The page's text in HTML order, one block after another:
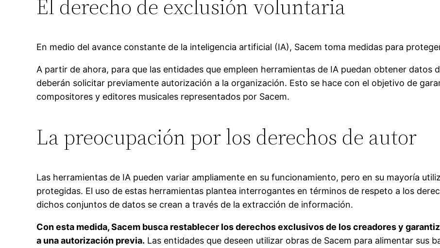
El derecho de exclusión voluntaria
En medio del avance constante de la inteligencia artificial (IA), Sacem toma medidas para
A partir de ahora, para que las entidades que empleen herramientas de IA puedan obtener datos
deberán solicitar previamente autorización a la organización. Esto se hace con el objetivo de
compositores y editores musicales representados por Sacem.
La preocupación por los derechos de autor
Las herramientas de IA pueden variar ampliamente en su funcionamiento, pero en su mayoría
protegidas. El uso de estas herramientas plantea interrogantes en términos de respeto a los
dichos conjuntos de datos se crean a través de la extracción de información.
Con esta medida, Sacem busca restablecer los derechos exclusivos de los creadores y
a una autorización previa. Las entidades que deseen utilizar obras de Sacem para alimentar sus